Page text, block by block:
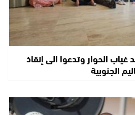
غياب الحوار وتدعوا الى إنقاذ
الجنوبية